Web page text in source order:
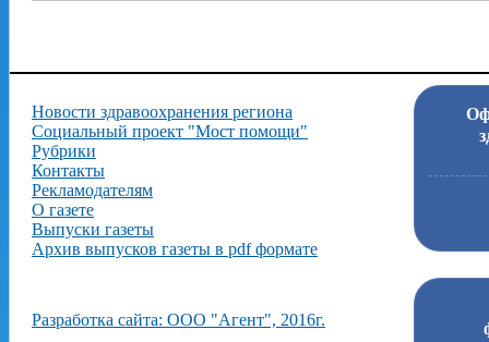
Новости здравоохранения региона
Социальный проект "Мост помощи"
Рубрики
Контакты
Рекламодателям
О газете
Выпуски газеты
Архив выпусков газеты в pdf формате
Разработка сайта: ООО "Агент", 2016г.